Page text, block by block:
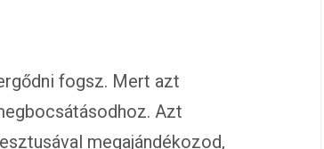
fogsz. Mert azt
Azt
megajándékozod,